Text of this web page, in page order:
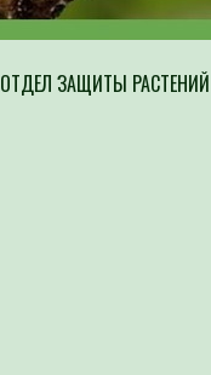
ОТДЕЛ ЗАЩИТЫ РАСТЕНИЙ